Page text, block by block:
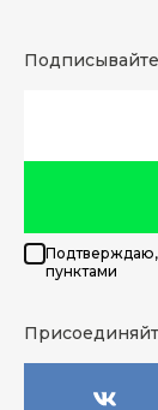
Подтверждаю,
пунктами